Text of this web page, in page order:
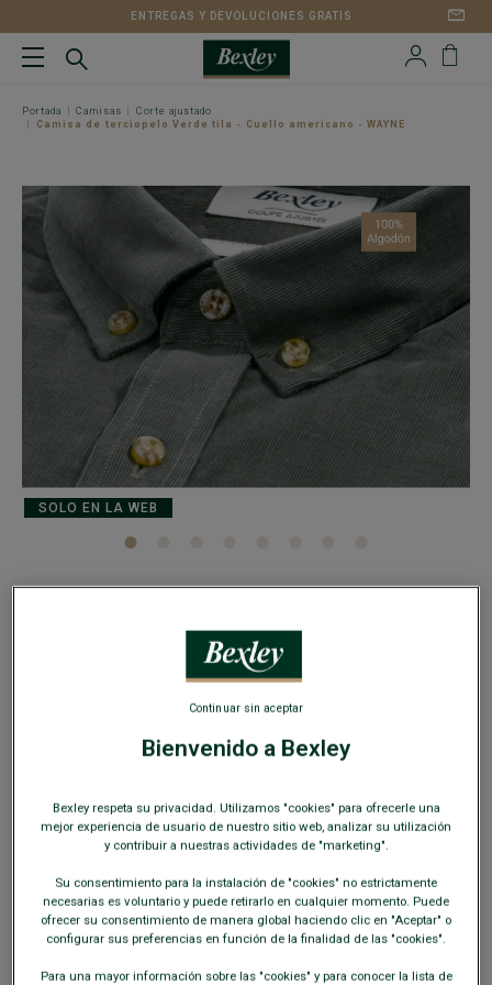
ENTREGAS Y DEVOLUCIONES GRATIS
Portada Camisas
Corte ajustado
Camisa de terciopelo Verde tila - Cuello americano - WAYNE
Camisa de terciopelo Verde tila - Cuello
americano - WAYNE
Camisa de hombre de manga larga - Corte ajustado corto
54,00 € REBAJAS
119€ 109€3 camisas a elegir
149€5 camisas a elegir
COLORES DISPONIBLES
SOLO EN LA WEB
Bienvenido a Bexley
Bexley respeta su privacidad. Utilizamos "cookies" para ofrecerle una
mejor experiencia de usuario de nuestro sitio web, analizar su utilización
y contribuir a nuestras actividades de "marketing".
Su consentimiento para la instalación de "cookies" no estrictamente
necesarias es voluntario y puede retirarlo en cualquier momento. Puede
ofrecer su consentimiento de manera global haciendo clic en "Aceptar" o
configurar sus preferencias en función de la finalidad de las "cookies".
Para una mayor información sobre las "cookies" y para conocer la lista de
Continuar sin aceptar